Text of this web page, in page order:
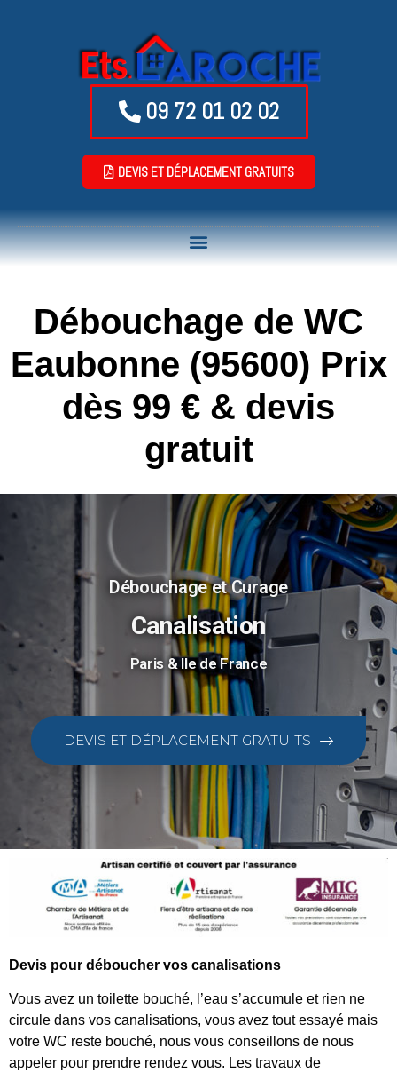
09 72 01 02 02
DEVIS ET DÉPLACEMENT GRATUITS
Débouchage de WC
Eaubonne (95600) Prix
dès 99 € & devis
gratuit
Débouchage et Curage
Canalisation
Paris & Ile de France
DEVIS ET DÉPLACEMENT GRATUITS
Devis pour déboucher vos canalisations
Vous avez un toilette bouché, l’eau s’accumule et rien ne
circule dans vos canalisations, vous avez tout essayé mais
votre WC reste bouché, nous vous conseillons de nous
appeler pour prendre rendez vous. Les travaux de